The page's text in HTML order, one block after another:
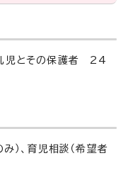
児とその保護者 24
）、育児相談（希望者